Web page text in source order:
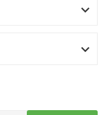

